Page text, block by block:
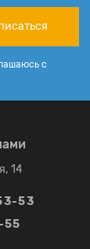
с
14
53
55